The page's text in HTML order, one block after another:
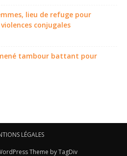
lieu de refuge pour
conjugales
tambour battant pour
LÉGALES
Theme by TagDiv